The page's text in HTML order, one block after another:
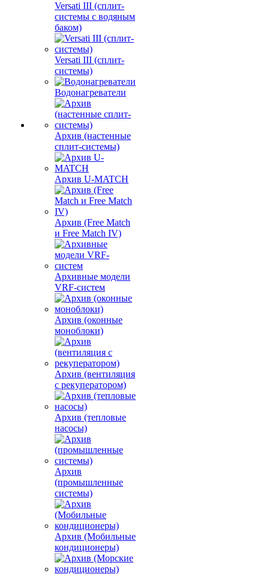
Versati III (сплит-
системы с водяным
баком)
Versati III (сплит-
системы)
Водонагреватели
Архив (настенные
сплит-системы)
Архив U-MATCH
Архив (Free Match
и Free Match IV)
Архивные модели
VRF-систем
Архив (оконные
моноблоки)
Архив (вентиляция
с рекуператором)
Архив (тепловые
насосы)
Архив
(промышленные
системы)
Архив (Мобильные
кондиционеры)